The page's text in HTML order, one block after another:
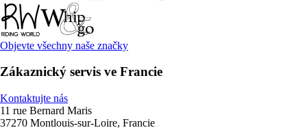
Objevte všechny naše značky
Zákaznický servis ve Francie
Kontaktujte nás
11 rue Bernard Maris
37270 Montlouis-sur-Loire, Francie